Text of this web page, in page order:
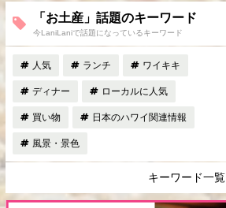
「お土産」話題のキーワード
今LaniLaniで話題になっているキーワード
人気 ランチ ワイキキ
ディナー ローカルに人気
買い物 日本のハワイ関連情報
風景・景色
キーワード一覧